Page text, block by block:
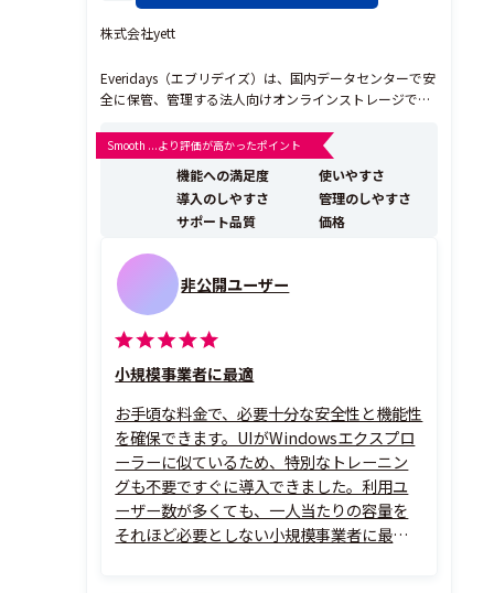
株式会社yett
Everidays（エブリデイズ）は、国内データセンターで安
全に保管、管理する法人向けオンラインストレージで
送機能も搭載されているので、クラウドストレージの用
途だけでなくPPAP対策としてもおすすめです。
Smooth ...より評価が高かったポイント
機能への満足度
使いやすさ
導入のしやすさ
管理のしやすさ
サポート品質
価格
非公開ユーザー
小規模事業者に最適
お手頃な料金で、必要十分な安全性と機能性
を確保できます。UIがWindowsエクスプロ
ーラーに似ているため、特別なトレーニン
グも不要ですぐに導入できました。利用ユ
ーザー数が多くても、一人当たりの容量を
それほど必要としない小規模事業者に最適